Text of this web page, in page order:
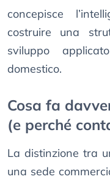
concepisce
costruire una
sviluppo
domestico.
Cosa fa
(e perché
La distinzione tra
una sede